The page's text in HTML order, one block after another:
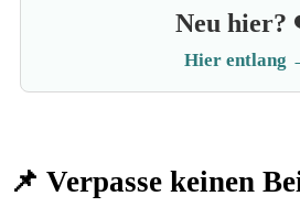
Neu
Hier entlang
📌 Verpasse keinen